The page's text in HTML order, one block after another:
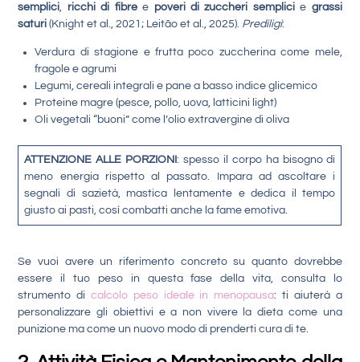
semplici, ricchi di fibree poveri di zuccheri semplicie grassi
saturi (Knight et al., 2021; Leitão et al., 2025). Prediligi:
Verdura di stagione e frutta poco zuccherina come mele,
fragole e agrumi
Legumi, cereali integrali e pane a basso indice glicemico
Proteine magre (pesce, pollo, uova, latticini light)
Oli vegetali “buoni” come l’olio extravergine di oliva
ATTENZIONE ALLE PORZIONI: spesso il corpo ha bisogno di
meno energia rispetto al passato. Impara ad ascoltare i
segnali di sazietà, mastica lentamente e dedica il tempo
giusto ai pasti, così combatti anche la fame emotiva.
Se vuoi avere un riferimento concreto su quanto dovrebbe
essere il tuo peso in questa fase della vita, consulta lo
strumento di calcolo peso ideale in menopausa: ti aiuterà a
personalizzare gli obiettivi e a non vivere la dieta come una
punizione ma come un nuovo modo di prenderti cura di te.